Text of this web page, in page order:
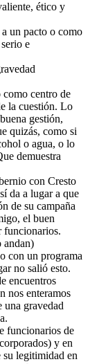
ético y
un pacto o como
e
como centro de
la cuestión. Lo
gestión,
quizás, como si
o agua, o lo
demuestra
con Cresto
da a lugar a que
de su campaña
el buen
funcionarios.
andan)
con un programa
no salió esto.
encuentros
nos enteramos
una gravedad
funcionarios de
y en
su legitimidad en